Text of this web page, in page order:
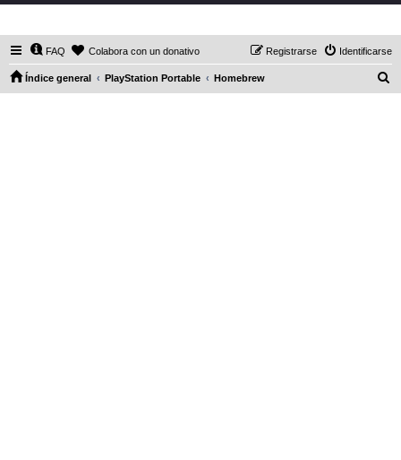
FAQ Colabora con un donativo Identificarse
Registrarse
Índice general PlayStation Portable Homebrew